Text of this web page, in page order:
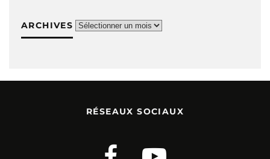
ARCHIVES Archives
RÉSEAUX SOCIAUX